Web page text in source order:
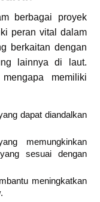
berbagai proyek
peran vital dalam
berkaitan dengan
lainnya di laut.
memiliki
dapat diandalkan
memungkinkan
sesuai dengan
meningkatkan